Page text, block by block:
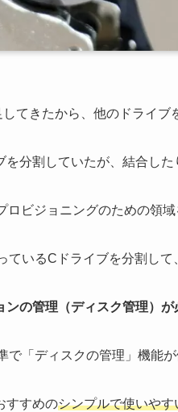
してきたから、他のドライブ
を分割していたが、結合し
ロビジョニングのための領域
ているCドライブを分割し
ンの管理（ディスク管理）
で「ディスクの管理」機能
すすめのシンプルで使いやす